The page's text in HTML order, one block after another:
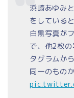
浜崎あゆみ
をしている
白黒写真が
で、他2枚
タグラムか
同一のもの